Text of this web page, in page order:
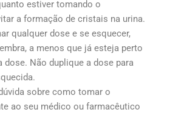
estiver tomando o
a formação de cristais na urina.
qualquer dose e se esquecer,
a menos que já esteja perto
dose. Não duplique a dose para
sobre como tomar o
ao seu médico ou farmacêutico